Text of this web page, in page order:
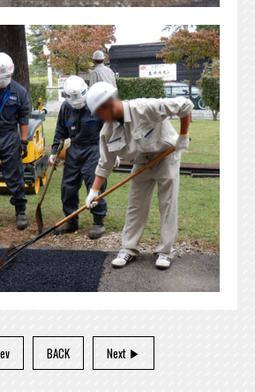
BACK Next ▶︎